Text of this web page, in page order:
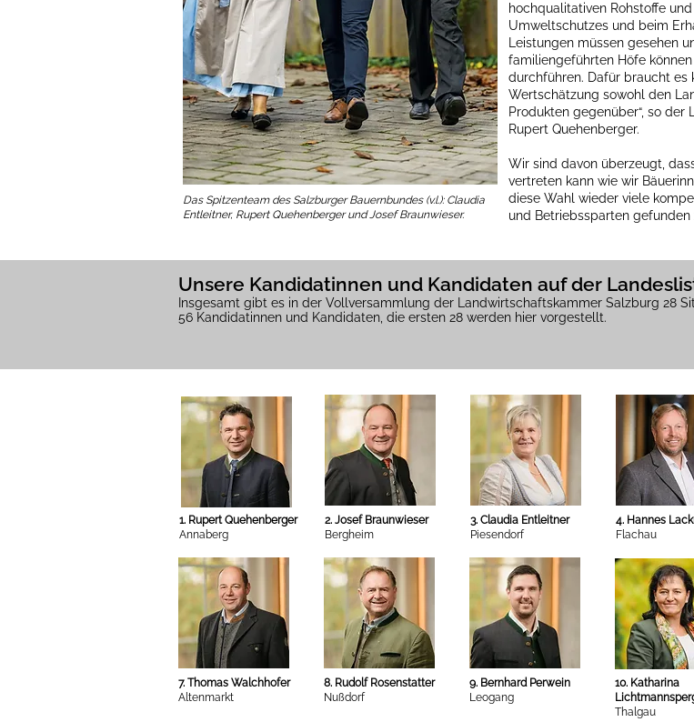
Das Spitzenteam des Salzburger Bauernbundes (v.l.): Claudia
Entleitner, Rupert Quehenberger und Josef Braunwieser.
hochqualitativen Rohstoffe
Umweltschutzes und beim
Leistungen müssen gesehen
familiengeführten Höfe
durchführen. Dafür braucht es
Wertschätzung sowohl den
Produkten gegenüber“, so
Rupert Quehenberger.
Wir sind davon überzeugt,
vertreten kann wie wir
diese Wahl wieder viele
und Betriebssparten gefunden
Unsere Kandidatinnen und Kandidaten auf der
Insgesamt gibt es in der Vollversammlung der Landwirtschaftskammer Salzburg 28
56 Kandidatinnen und Kandidaten, die ersten 28 werden hier vorgestellt.
1. Rupert Quehenberger
Annaberg
2. Josef Braunwieser
Bergheim
3. Claudia Entleitner
Piesendorf
4. Hannes
Flachau
7. Thomas Walchhofer
Altenmarkt
8. Rudolf Rosenstatter
Nußdorf
9. Bernhard Perwein
Leogang
10. Katharina
Thalgau